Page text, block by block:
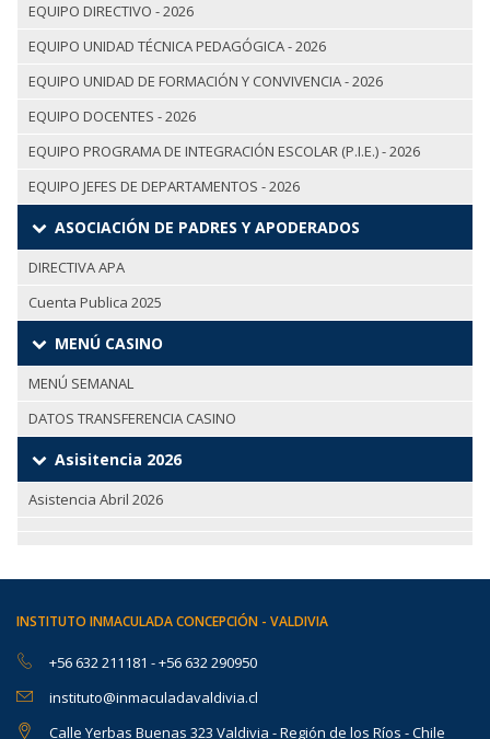
EQUIPO DIRECTIVO - 2026
EQUIPO UNIDAD TÉCNICA PEDAGÓGICA - 2026
EQUIPO UNIDAD DE FORMACIÓN Y CONVIVENCIA - 2026
EQUIPO DOCENTES - 2026
EQUIPO PROGRAMA DE INTEGRACIÓN ESCOLAR (P.I.E.) - 2026
EQUIPO JEFES DE DEPARTAMENTOS - 2026
ASOCIACIÓN DE PADRES Y APODERADOS
DIRECTIVA APA
Cuenta Publica 2025
MENÚ CASINO
MENÚ SEMANAL
DATOS TRANSFERENCIA CASINO
Asisitencia 2026
Asistencia Abril 2026
INSTITUTO INMACULADA CONCEPCIÓN - VALDIVIA
+56 632 211181 -+56 632 290950
instituto@inmaculadavaldivia.cl
Calle Yerbas Buenas 323 Valdivia - Región de los Ríos - Chile